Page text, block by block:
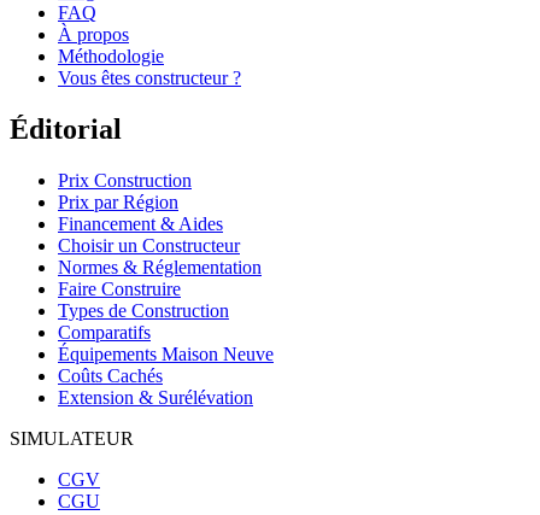
FAQ
À propos
Méthodologie
Vous êtes constructeur ?
Éditorial
Prix Construction
Prix par Région
Financement & Aides
Choisir un Constructeur
Normes & Réglementation
Faire Construire
Types de Construction
Comparatifs
Équipements Maison Neuve
Coûts Cachés
Extension & Surélévation
SIMULATEUR
CGV
CGU